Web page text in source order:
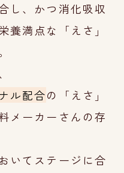
し、かつ消化吸収
養満点な「えさ」
ル配合の「えさ」
メーカーさんの存
いてステージに合